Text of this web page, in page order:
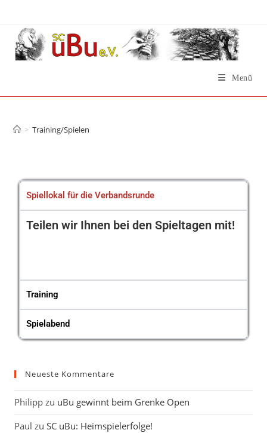
Menü
> Training/Spielen
Spiellokal für die Verbandsrunde
Teilen wir Ihnen bei den Spieltagen mit!
Training
Spielabend
Neueste Kommentare
Philipp zu uBu gewinnt beim Grenke Open
Paul zuSC uBu: Heimspielerfolge!